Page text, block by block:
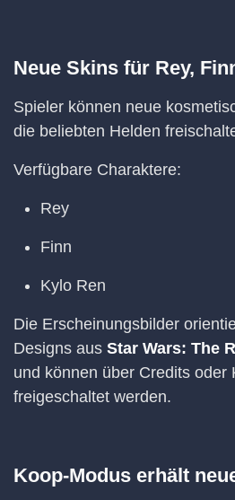
Neue Skins für Rey,
Spieler können neue
die beliebten Helden
Verfügbare Charaktere:
Rey
Finn
Kylo Ren
Die Erscheinungsbilder
Designs aus Star Wars: The
und können über Credits oder
freigeschaltet werden.
Koop-Modus erhält